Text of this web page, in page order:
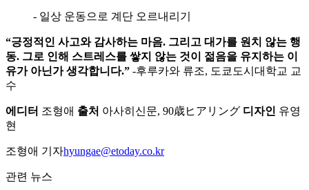
- 일상 운동으로 계단 오르내리기
“긍정적인 사고와 감사하는 마음. 그리고 대가를 원치 않는 행
동. 그로 인해 스트레스를 쌓지 않는 것이 젊음을 유지하는 이
유가 아닌가 생각합니다.” -후루카와 류조, 도쿄도시대학교 교
수
에디터 조형애 출처 아사히신문, 90歳ヒアリング 디자인 유영
현
조형애 기자hyungae@etoday.co.kr
관련 뉴스